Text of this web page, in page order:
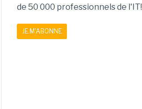
de 50 000 professionnels de l'IT!
JE M'ABONNE